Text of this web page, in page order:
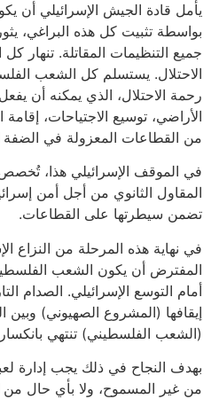
يأمل قادة الجيش الإسرائيلي أن
بواسطة تثبيت كل هذه البراغي،
جميع التنظيمات المقاتلة. تنهار
الاحتلال. يستسلم كل الشعب
رحمة الاحتلال، الذي يمكنه أن
الأراضي، توسيع الاجتياحات،
من القطاعات المعزولة في الضفة
في الموقف الإسرائيلي هذا،
المقاول الثانوي من أجل أمن
تضمن سيطرتها على القطاعات.
في نهاية هذه المرحلة من النزاع
المفترض أن يكون الشعب
أمام التوسع الإسرائيلي. الصدام
إيقافها (المشروع الصهيوني) وبين
(الشعب الفلسطيني) تنتهي
بهدف النجاح في ذلك يجب إدارة
من غير المسموح، ولا بأي حال من